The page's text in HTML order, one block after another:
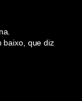
baixo, que diz